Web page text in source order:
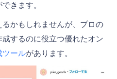
きます。
かもしれませんが、プロの
するのに役立つ優れたオン
ツールがあります。